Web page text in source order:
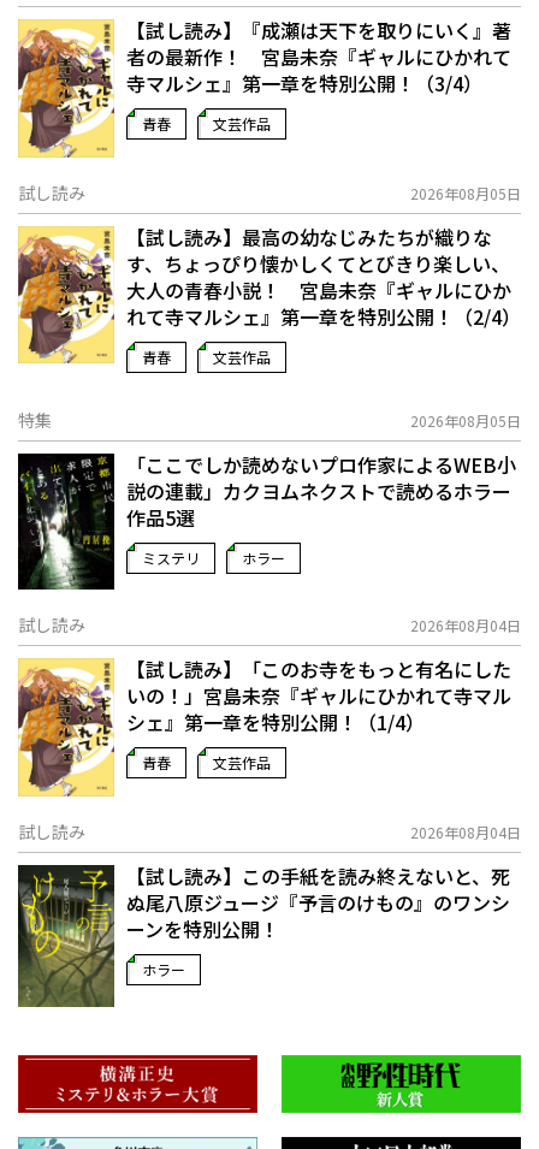
【試し読み】『成瀬は天下を取りにいく』著
者の最新作！ 宮島未奈『ギャルにひかれて
寺マルシェ』第一章を特別公開！（3/4）
青春 文芸作品
試し読み 2026年08月05日
【試し読み】最高の幼なじみたちが織りな
す、ちょっぴり懐かしくてとびきり楽しい、
大人の青春小説！ 宮島未奈『ギャルにひか
れて寺マルシェ』第一章を特別公開！（2/4）
青春 文芸作品
特集 2026年08月05日
「ここでしか読めないプロ作家によるWEB小
説の連載」――カクヨムネクストで読めるホラー
作品5選
ミステリ ホラー
試し読み 2026年08月04日
【試し読み】「このお寺をもっと有名にした
いの！」宮島未奈『ギャルにひかれて寺マル
シェ』第一章を特別公開！（1/4）
青春 文芸作品
試し読み 2026年08月04日
【試し読み】この手紙を読み終えないと、死
ぬ――尾八原ジュージ『予言のけもの』のワンシ
ーンを特別公開！
ホラー